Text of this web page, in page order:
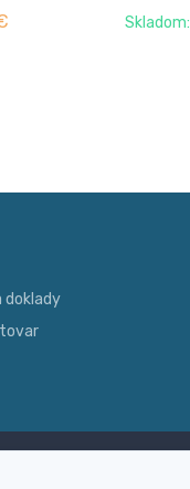
doklady